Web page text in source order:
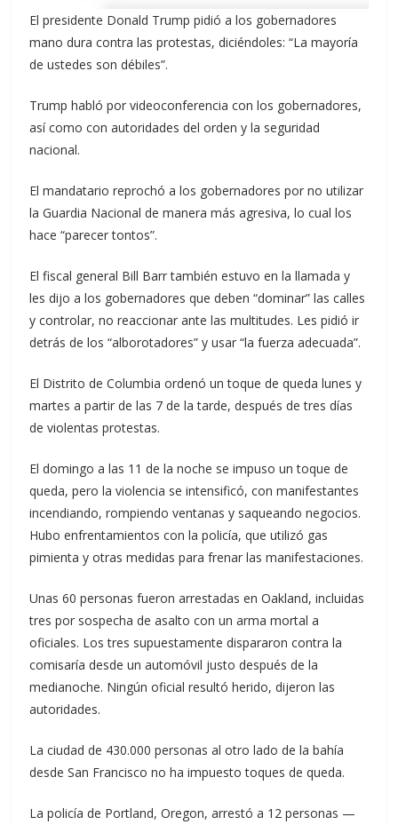
El presidente Donald Trump pidió a los gobernadores
mano dura contra las protestas, diciéndoles: “La mayoría
de ustedes son débiles”.
Trump habló por videoconferencia con los gobernadores,
así como con autoridades del orden y la seguridad
nacional.
El mandatario reprochó a los gobernadores por no utilizar
la Guardia Nacional de manera más agresiva, lo cual los
hace “parecer tontos”.
El fiscal general Bill Barr también estuvo en la llamada y
les dijo a los gobernadores que deben “dominar” las calles
y controlar, no reaccionar ante las multitudes. Les pidió ir
detrás de los “alborotadores” y usar “la fuerza adecuada”.
El Distrito de Columbia ordenó un toque de queda lunes y
martes a partir de las 7 de la tarde, después de tres días
de violentas protestas.
El domingo a las 11 de la noche se impuso un toque de
queda, pero la violencia se intensificó, con manifestantes
incendiando, rompiendo ventanas y saqueando negocios.
Hubo enfrentamientos con la policía, que utilizó gas
pimienta y otras medidas para frenar las manifestaciones.
Unas 60 personas fueron arrestadas en Oakland, incluidas
tres por sospecha de asalto con un arma mortal a
oficiales. Los tres supuestamente dispararon contra la
comisaría desde un automóvil justo después de la
medianoche. Ningún oficial resultó herido, dijeron las
autoridades.
La ciudad de 430.000 personas al otro lado de la bahía
desde San Francisco no ha impuesto toques de queda.
La policía de Portland, Oregon, arrestó a 12 personas —